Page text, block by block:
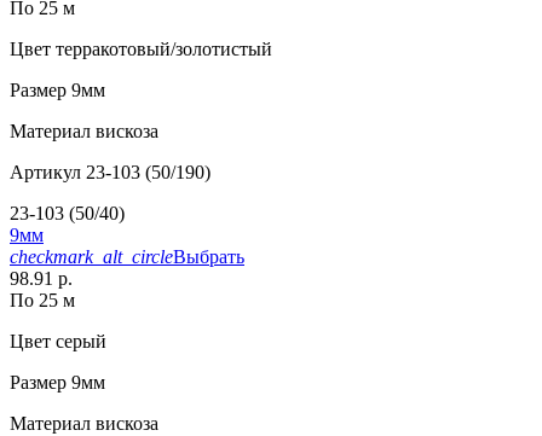
По 25 м
Цвет терракотовый/золотистый
Размер 9мм
Материал вискоза
Артикул 23-103 (50/190)
23-103 (50/40)
9мм
checkmark_alt_circleВыбрать
98.91 р.
По 25 м
Цвет серый
Размер 9мм
Материал вискоза